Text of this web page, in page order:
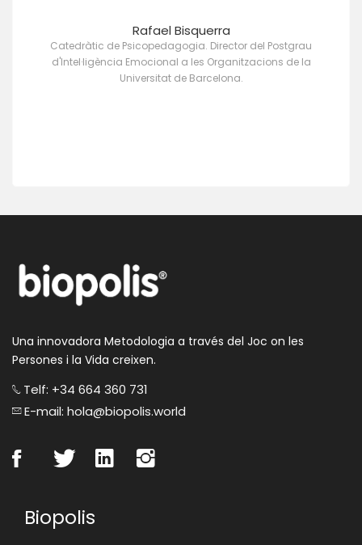
Rafael Bisquerra
Una innovadora Metodologia a través del Joc on les
Persones i la Vida creixen.
Telf: +34 664 360 731
E-mail: hola@biopolis.world
Biopolis